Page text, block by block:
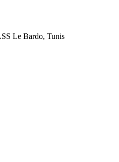
Le Bardo, Tunis